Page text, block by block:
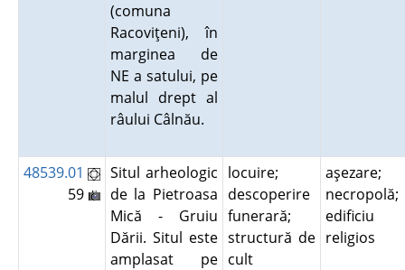
(comuna
Racoviţeni), în
marginea de
NE a satului, pe
malul drept al
râului Câlnău.
48539.01
59
Situl arheologic
de la Pietroasa
Mică - Gruiu
Dării. Situl este
amplasat pe
locuire;
descoperire
funerară;
structură de
cult
aşezare;
necropolă;
edificiu
religios